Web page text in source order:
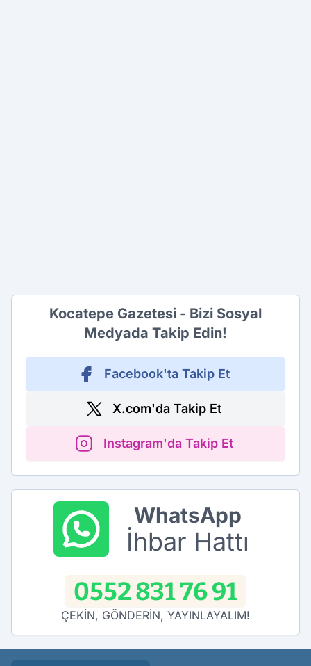
Kocatepe Gazetesi - Bizi Sosyal
Medyada Takip Edin!
Facebook'ta Takip Et
X.com'da Takip Et
Instagram'da Takip Et
WhatsApp
İhbar Hattı
0552 831 76 91
ÇEKİN, GÖNDERİN, YAYINLAYALIM!